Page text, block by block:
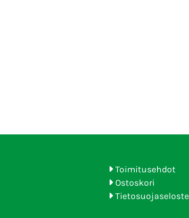
Toimitusehdot
Ostoskori
Tietosuojaseloste